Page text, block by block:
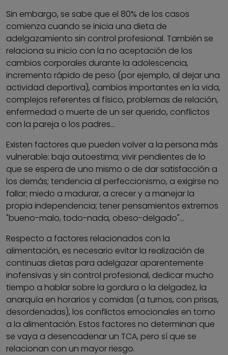
Sin embargo, se sabe que el 80% de los casos
comienza cuando se inicia una dieta de
adelgazamiento sin control profesional. También se
relaciona su inicio con la no aceptación de los
cambios corporales durante la adolescencia,
incremento rápido de peso (por ejemplo, al dejar una
actividad deportiva), cambios importantes en la vida,
complejos referentes al físico, problemas de relación,
enfermedad o muerte de un ser querido, conflictos
con la pareja o los padres...
Existen factores que pueden volver a la persona más
vulnerable: baja autoestima; vivir pendientes de lo
que se espera de uno mismo o de dar satisfacción a
los demás; tendencia al perfeccionismo, a exigirse no
fallar; miedo a madurar, a crecer y a manejar la
propia independencia; tener pensamientos extremos
"bueno-malo, todo-nada, obeso-delgado"...
Respecto a factores relacionados con la
alimentación, es necesario evitar la realización de
continuas dietas para adelgazar aparentemente
inofensivas y sin control profesional, dedicar mucho
tiempo a hablar sobre la gordura o la delgadez, la
anarquía en horarios y comidas (a turnos, con prisas,
desordenadas), los conflictos emocionales en torno
a la alimentación. Estos factores no determinan que
se vaya a desencadenar un TCA, pero sí que se
relacionan con un mayor riesgo.